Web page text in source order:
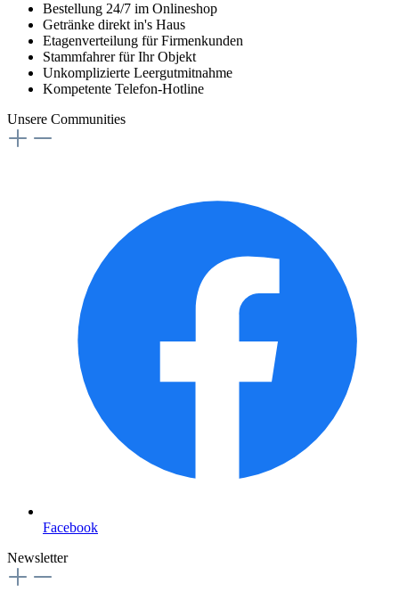
Bestellung 24/7 im Onlineshop
Getränke direkt in's Haus
Etagenverteilung für Firmenkunden
Stammfahrer für Ihr Objekt
Unkomplizierte Leergutmitnahme
Kompetente Telefon-Hotline
Unsere Communities
Facebook
Newsletter